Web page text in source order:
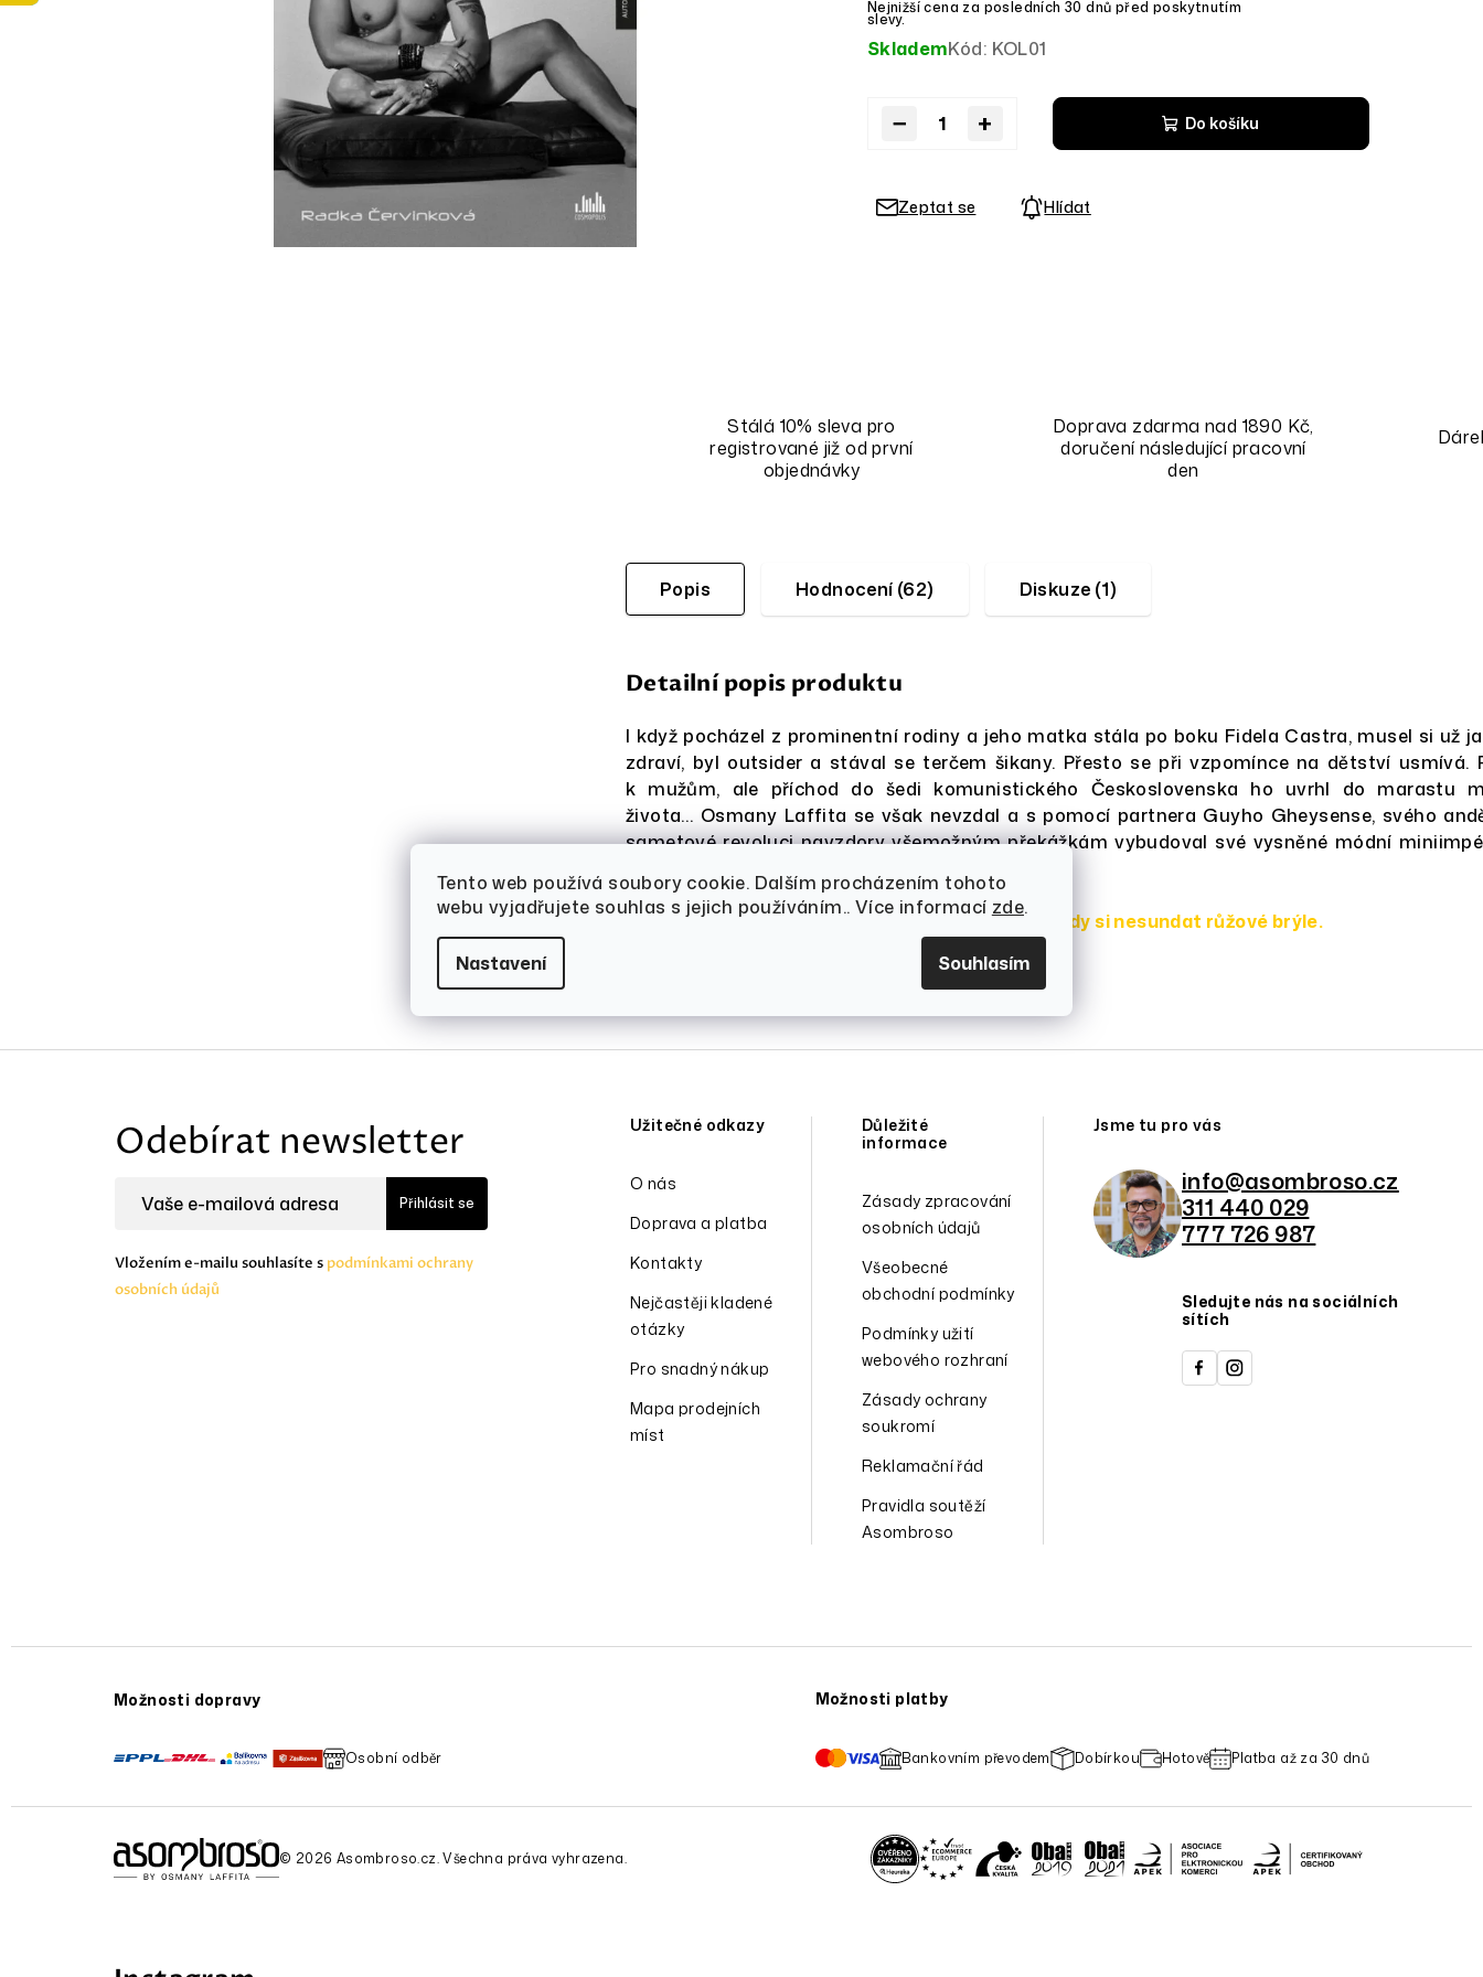
Tento web používá soubory cookie. Dalším procházením tohoto
webu vyjadřujete souhlas s jejich používáním.. Více informací zde.
Nastavení Souhlasím
z
5
SklademKód: KOL01
+
− Do košíku
Zeptat se Hlídat
Stálá 10% sleva pro
registrované již od první
objednávky
Doprava zdarma nad 1890 Kč,
doručení následující pracovní
den
Popis Hodnocení (62) Diskuze (1)
Detailní popis produktu
I když pocházel z prominentní rodiny a jeho matka stála po boku Fidela Castra, musel si už
zdraví, byl outsider a stával se terčem šikany. Přesto se při vzpomínce na dětství usmívá.
k mužům, ale příchod do šedi komunistického Československa ho uvrhl do marastu
života… Osmany Laffita se však nevzdal a s pomocí partnera Guyho Gheysense, svého
sametové revoluci navzdory všemožným překážkám vybudoval své vysněné módní
Upřímně o touze po dítěti, o lásce a odhodlání nikdy si nesundat růžové brýle.
Odebírat newsletter
Přihlásit se
Vložením e-mailu souhlasíte s podmínkami ochrany
osobních údajů
Užitečné odkazy
O nás
Doprava a platba
Kontakty
Nejčastěji kladené
otázky
Pro snadný nákup
Mapa prodejních
míst
Důležité
informace
Zásady zpracování
osobních údajů
Všeobecné
obchodní podmínky
Podmínky užití
webového rozhraní
Zásady ochrany
soukromí
Reklamační řád
Pravidla soutěží
Asombroso
Jsme tu pro vás
info@asombroso.cz
311 440 029
777 726 987
Sledujte nás na sociálních
sítích
Možnosti dopravy
Osobní odběr
Možnosti platby
Bankovním převodem Dobírkou Hotově Platba až za 30 dnů
© 2026 Asombroso.cz. Všechna práva vyhrazena.